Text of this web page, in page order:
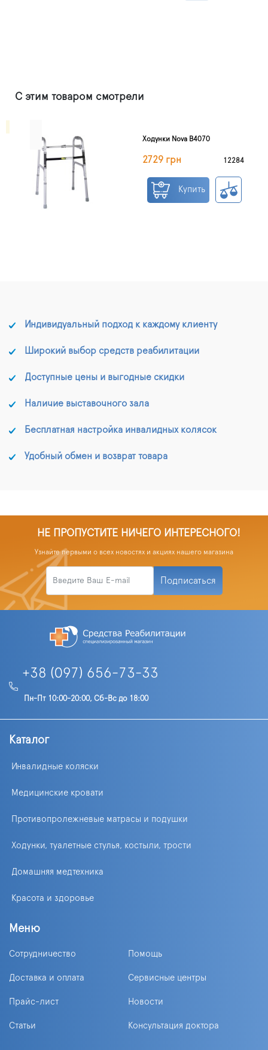
С этим товаром смотрели
Ходунки Nova B4070
2729 грн 12284
Купить
Индивидуальный подход к каждому клиенту
Широкий выбор средств реабилитации
Доступные цены и выгодные скидки
Наличие выставочного зала
Бесплатная настройка инвалидных колясок
Удобный обмен и возврат товара
НЕ ПРОПУСТИТЕ НИЧЕГО ИНТЕРЕСНОГО!
Узнайте первыми о всех новостях и акциях нашего магазина
Подписаться
+38 (097) 656-73-33
Пн-Пт 10:00-20:00, Сб-Вс до 18:00
Каталог
Инвалидные коляски
Медицинские кровати
Противопролежневые матрасы и подушки
Ходунки, туалетные стулья, костыли, трости
Домашняя медтехника
Красота и здоровье
Меню
Сотрудничество Помощь
Доставка и оплата Сервисные центры
Прайс-лист Новости
Статьи Консультация доктора